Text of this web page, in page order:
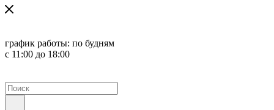
график работы: по будням
с 11:00 до 18:00